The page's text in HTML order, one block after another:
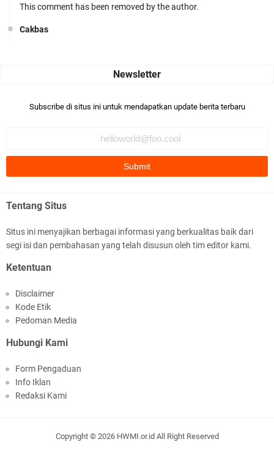
This comment has been removed by the author.
Cakbas
Bismillaah semoga pembuat artikel Alloh berikan pemahaman yg
Ada sejumlah pertanyaan kepada Anda dan jawablah dengan
mengikuti ust. K …
Anonymous
Anonymous
It has proved a key customer retention tool for sports activities
guide operator …
Subscribe di situs ini untuk mendapatkan update berita terbaru
Tentang Situs
Situs ini menyajikan berbagai informasi yang berkualitas baik dari
segi isi dan pembahasan yang telah disusun oleh tim editor kami.
Ketentuan
Disclaimer
Kode Etik
Pedoman Media
Hubungi Kami
Form Pengaduan
Info Iklan
Redaksi Kami
Copyright © 2026 HWMI.or.id All Right Reserved